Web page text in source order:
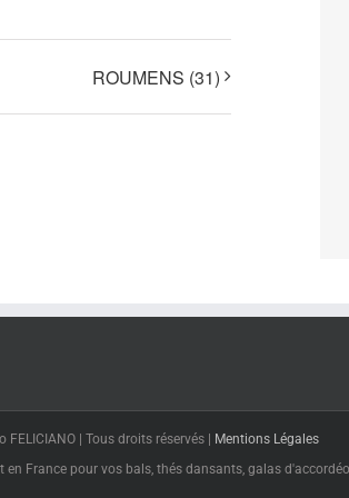
ROUMENS (31)
| Tous droits réservés |
Mentions Légales
France pour vos bals, thés dansants, galas